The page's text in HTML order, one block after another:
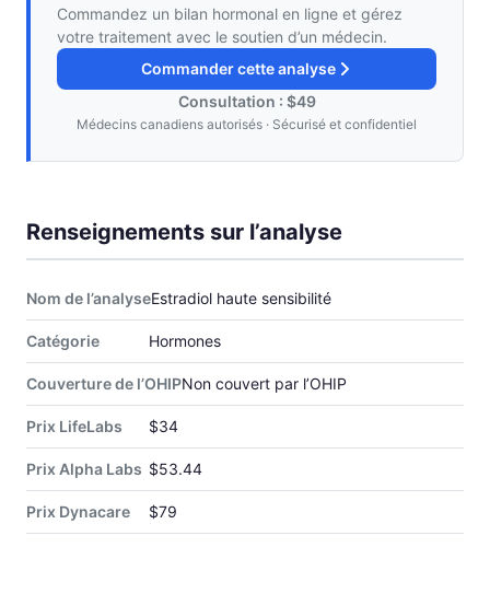
Commandez un bilan hormonal en ligne et gérez
votre traitement avec le soutien d’un médecin.
Commander cette analyse
Consultation : $49
Médecins canadiens autorisés · Sécurisé et confidentiel
Renseignements sur l’analyse
Nom de l’analyseEstradiol haute sensibilité
Catégorie Hormones
Couverture de l’OHIPNon couvert par l’OHIP
Prix LifeLabs $34
Prix Alpha Labs $53.44
Prix Dynacare $79